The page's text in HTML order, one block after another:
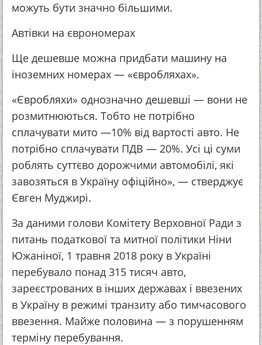
можуть бути значно більшими.
Автівки на єврономерах
Ще дешевше можна придбати машину на
іноземних номерах — «євробляхах».
«Євробляхи» однозначно дешевші — вони не
розмитнюються. Тобто не потрібно
сплачувати мито —10% від вартості авто. Не
потрібно сплачувати ПДВ — 20%. Усі ці суми
роблять суттєво дорожчими автомобілі, які
завозяться в Україну офіційно», — стверджує
Євген Муджирі.
За даними голови Комітету Верховної Ради з
питань податкової та митної політики Ніни
Южаніної, 1 травня 2018 року в Україні
перебувало понад 315 тисяч авто,
зареєстрованих в інших державах і ввезених
в Україну в режимі транзиту або тимчасового
ввезення. Майже половина — з порушенням
терміну перебування.